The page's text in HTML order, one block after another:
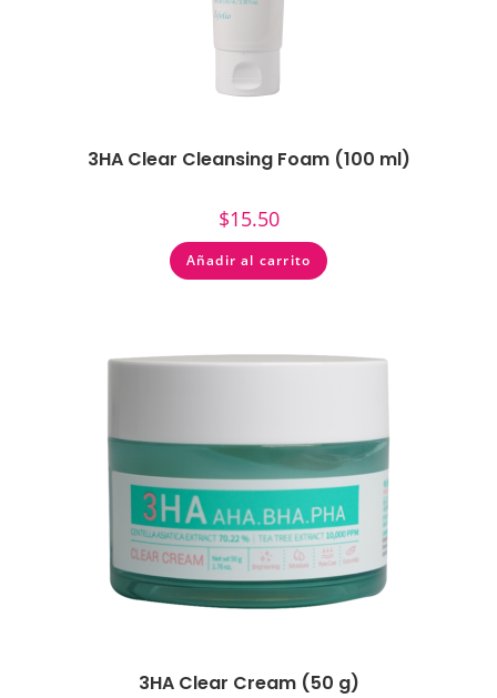
3HA Clear Cleansing Foam (100 ml)
$15.50
Añadir al carrito
3HA Clear Cream (50 g)